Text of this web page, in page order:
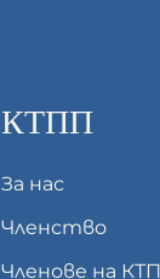
КТПП
За нас
Членство
Членове на